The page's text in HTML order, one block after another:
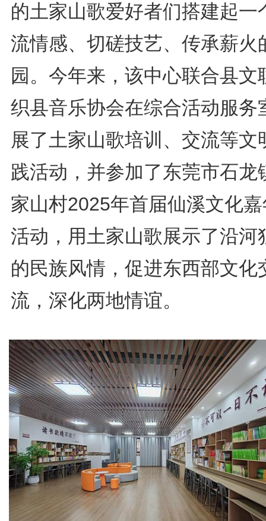
的土家山歌爱好者们搭建起一
流情感、切磋技艺、传承薪火
园。今年来，该中心联合县文
织县音乐协会在综合活动服务
展了土家山歌培训、交流等文
践活动，并参加了东莞市石龙
家山村2025年首届仙溪文化
活动，用土家山歌展示了沿河
的民族风情，促进东西部文化
流，深化两地情谊。